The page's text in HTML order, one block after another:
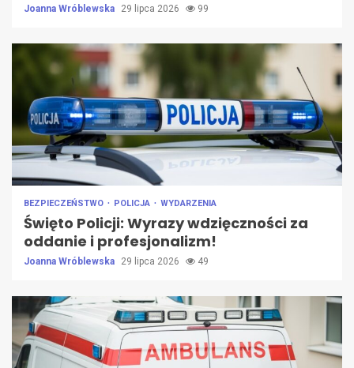
Joanna Wróblewska 29 lipca 2026 99
BEZPIECZEŃSTWO POLICJA WYDARZENIA
Święto Policji: Wyrazy wdzięczności za
oddanie i profesjonalizm!
Joanna Wróblewska 29 lipca 2026 49